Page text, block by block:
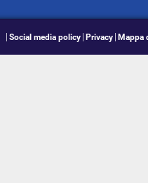
Social media policy Privacy Mappa